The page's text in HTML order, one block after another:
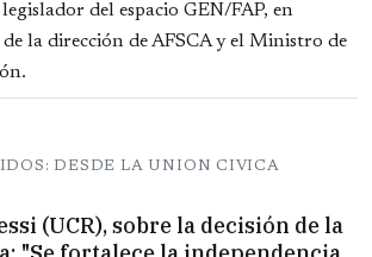
del espacio GEN/FAP, en
la dirección de AFSCA y el Ministro de
DESDE LA UNION CIVICA
(UCR), sobre la decisión de la